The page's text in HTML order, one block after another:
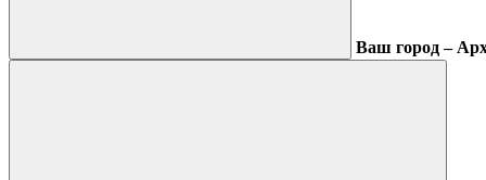
Ваш город –